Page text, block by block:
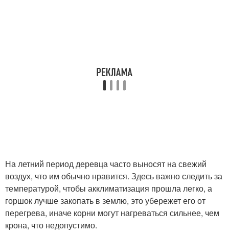
На летний период деревца часто выносят на свежий
воздух, что им обычно нравится. Здесь важно следить за
температурой, чтобы акклиматизация прошла легко, а
горшок лучше закопать в землю, это убережет его от
перегрева, иначе корни могут нагреваться сильнее, чем
крона, что недопустимо.